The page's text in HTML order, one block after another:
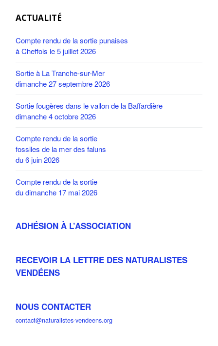
ACTUALITÉ
Compte rendu de la sortie punaises
à Cheffois le 5 juillet 2026
Sortie à La Tranche-sur-Mer
dimanche 27 septembre 2026
Sortie fougères dans le vallon de la Baffardière
dimanche 4 octobre 2026
Compte rendu de la sortie
fossiles de la mer des faluns
du 6 juin 2026
Compte rendu de la sortie
du dimanche 17 mai 2026
ADHÉSION À L’ASSOCIATION
RECEVOIR LA LETTRE DES NATURALISTES
VENDÉENS
NOUS CONTACTER
contact@naturalistes-vendeens.org